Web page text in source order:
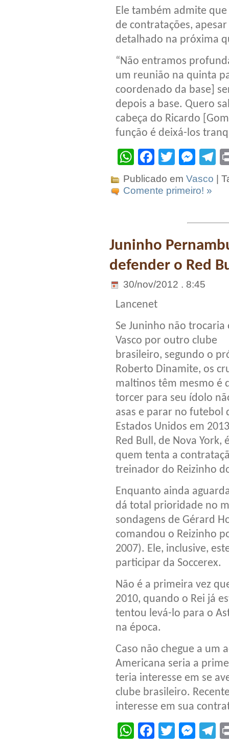
Ele também admite
de contratações,
detalhado na próxima
“Não entramos
um reunião na quinta
coordenado da base]
depois a base. Quero
cabeça do Ricardo
função é deixá-los
WhatsApp
Facebook
Twitter
Publicado em Vasco |
Comente primeiro! »
Juninho
defender o Red
30/nov/2012 . 8:45
Lancenet
Se Juninho não trocaria
Vasco por outro clube
brasileiro, segundo o
Roberto Dinamite, os
maltinos têm mesmo é
torcer para seu ídolo
asas e parar no futebol
Estados Unidos em
Red Bull, de Nova York,
quem tenta a
treinador do Reizinho
Enquanto ainda
dá total prioridade no
sondagens de Gérard
comandou o Reizinho
2007). Ele, inclusive,
participar da Soccerex.
Não é a primeira vez
2010, quando o Rei já
tentou levá-lo para o
na época.
Caso não chegue a um
Americana seria a
teria interesse em se
clube brasileiro.
interesse em sua
WhatsApp
Facebook
Twitter